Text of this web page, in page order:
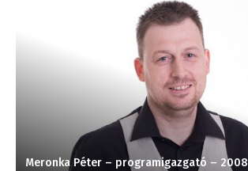
Meronka Péter – programigazgató – 2008